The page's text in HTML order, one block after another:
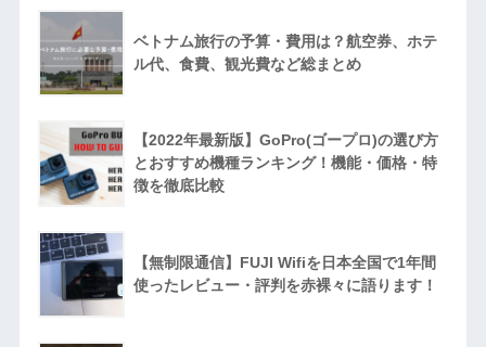
ベトナム旅行の予算・費用は？航空券、ホテ
ル代、食費、観光費など総まとめ
【2022年最新版】GoPro(ゴープロ)の選び方
とおすすめ機種ランキング！機能・価格・特
徴を徹底比較
【無制限通信】FUJI Wifiを日本全国で1年間
使ったレビュー・評判を赤裸々に語ります！